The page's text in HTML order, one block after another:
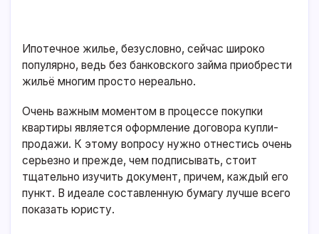
Ипотечное жилье, безусловно, сейчас широко
популярно, ведь без банковского займа приобрести
жильё многим просто нереально.
Очень важным моментом в процессе покупки
квартиры является оформление договора купли-
продажи. К этому вопросу нужно отнестись очень
серьезно и прежде, чем подписывать, стоит
тщательно изучить документ, причем, каждый его
пункт. В идеале составленную бумагу лучше всего
показать юристу.